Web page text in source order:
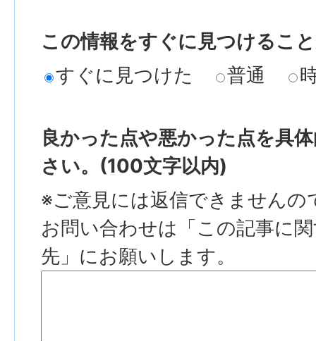
この情報をすぐに見つけるこ
すぐに見つけた
普通
良かった点や悪かった点を具
さい。(100文字以内)
※ご意見には返信できませんの
お問い合わせは「この記事に
先」にお願いします。